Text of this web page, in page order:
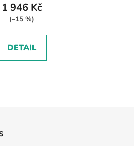
1 946 Kč
(–15 %)
DETAIL